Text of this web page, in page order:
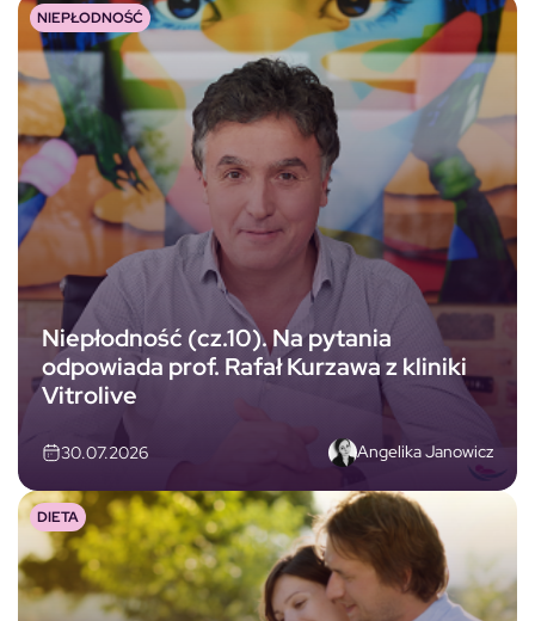
Niepłodność (cz.10). Na pytania
odpowiada prof. Rafał Kurzawa z kliniki
Vitrolive
30.07.2026 Angelika Janowicz
NIEPŁODNOŚĆ
DIETA